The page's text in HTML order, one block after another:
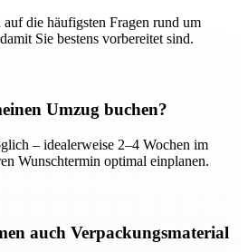
die häufigsten Fragen rund um
Sie bestens vorbereitet sind.
Umzug buchen?
– idealerweise 2–4 Wochen im
Wunschtermin optimal einplanen.
auch Verpackungsmaterial